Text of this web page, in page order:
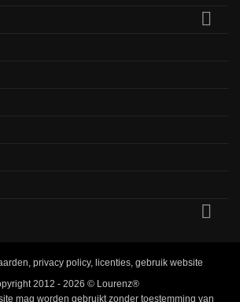
privacy policy, licenties, gebruik website
2012 - 2026 © Lourenz®
mag worden gebruikt zonder toestemming van